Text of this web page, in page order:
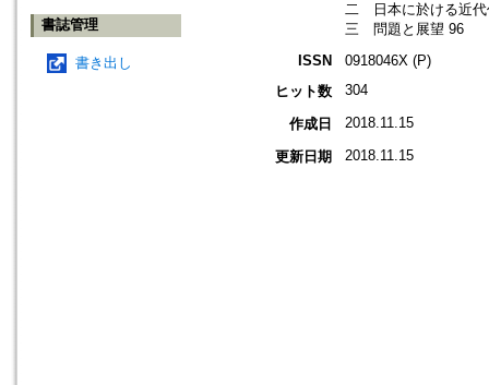
書誌管理
書き出し
二 日本に於ける近代
三 問題と展望 96
ISSN
0918046X (P)
ヒット数
304
作成日 2018.11.15
更新日期 2018.11.15